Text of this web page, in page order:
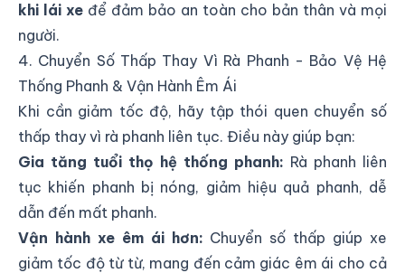
khi lái xe để đảm bảo an toàn cho bản thân và mọi
người.
4. Chuyển Số Thấp Thay Vì Rà Phanh - Bảo Vệ Hệ
Thống Phanh & Vận Hành Êm Ái
Khi cần giảm tốc độ, hãy tập thói quen chuyển số
thấp thay vì rà phanh liên tục. Điều này giúp bạn:
Gia tăng tuổi thọ hệ thống phanh: Rà phanh liên
tục khiến phanh bị nóng, giảm hiệu quả phanh, dễ
dẫn đến mất phanh.
Vận hành xe êm ái hơn: Chuyển số thấp giúp xe
giảm tốc độ từ từ, mang đến cảm giác êm ái cho cả